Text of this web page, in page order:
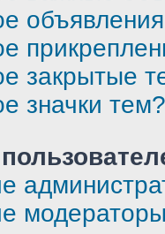
закрытые
значки тем?